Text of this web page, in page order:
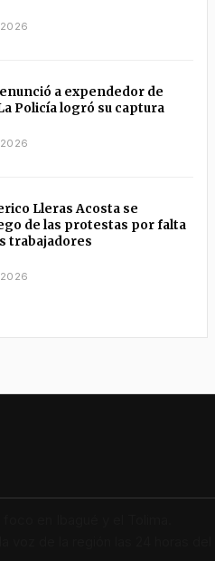
2026
a expendedor de
Policía logró su captura
2026
Lleras Acosta se
de las protestas por falta
trabajadores
2026